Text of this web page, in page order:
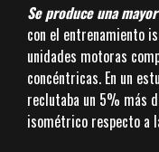
Se produce una
con el entrenamiento
unidades motoras
concéntricas. En un
reclutaba un 5% más
isométrico respecto a